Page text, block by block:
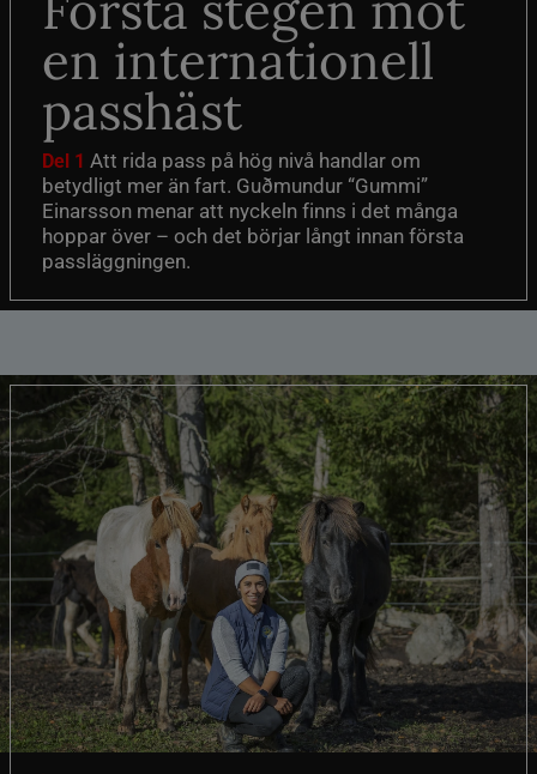
en internationell
passhäst
Del 1 Att rida pass på hög nivå handlar om
betydligt mer än fart. Guðmundur “Gummi”
Einarsson menar att nyckeln finns i det många
hoppar över – och det börjar långt innan första
passläggningen.